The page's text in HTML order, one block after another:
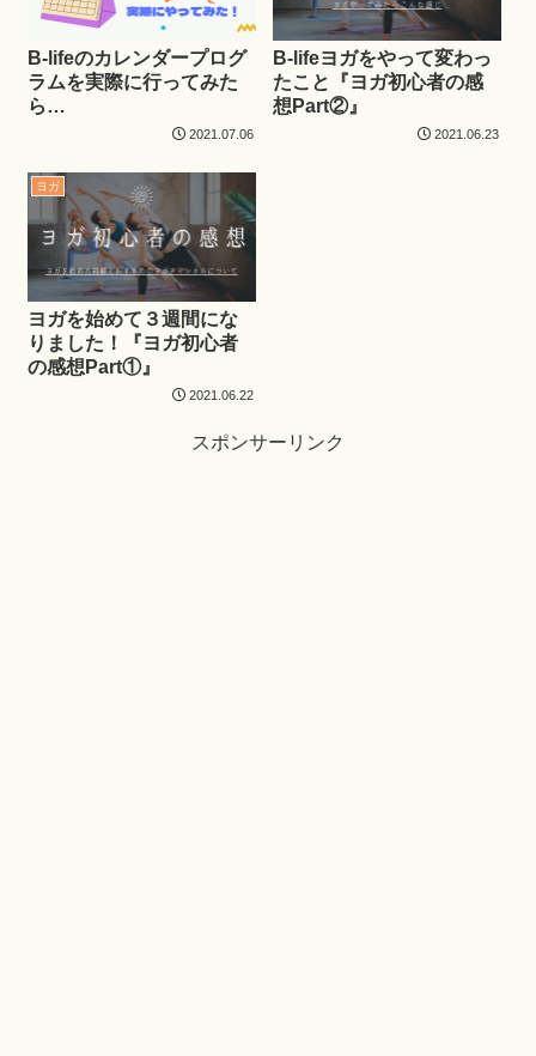
B-lifeのカレンダープログ
ラムを実際に行ってみた
ら…
2021.07.06
B-lifeヨガをやって変わっ
たこと『ヨガ初心者の感
想Part②』
2021.06.23
ヨガ
ヨガを始めて３週間にな
りました！『ヨガ初心者
の感想Part①』
2021.06.22
スポンサーリンク